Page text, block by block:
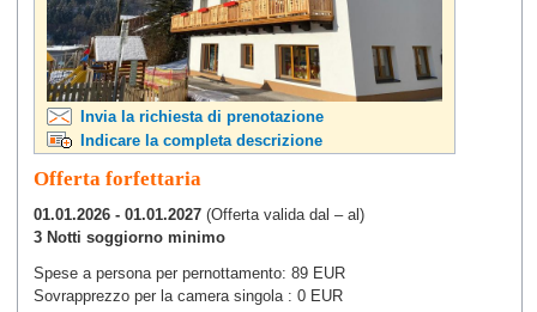
Invia la richiesta di prenotazione
Indicare la completa descrizione
Offerta forfettaria
01.01.2026 - 01.01.2027(Offerta valida dal – al)
3 Notti soggiorno minimo
Spese a persona per pernottamento: 89 EUR
Sovrapprezzo per la camera singola : 0 EUR